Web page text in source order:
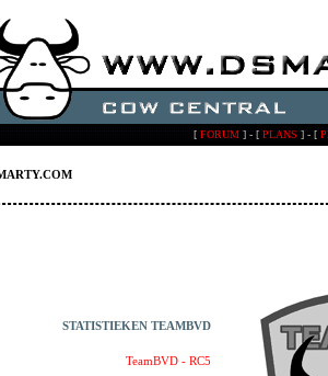
[ FORUM ] - [ PLANS ] - [
STATISTIEKEN TEAMBVD
TeamBVD - RC5